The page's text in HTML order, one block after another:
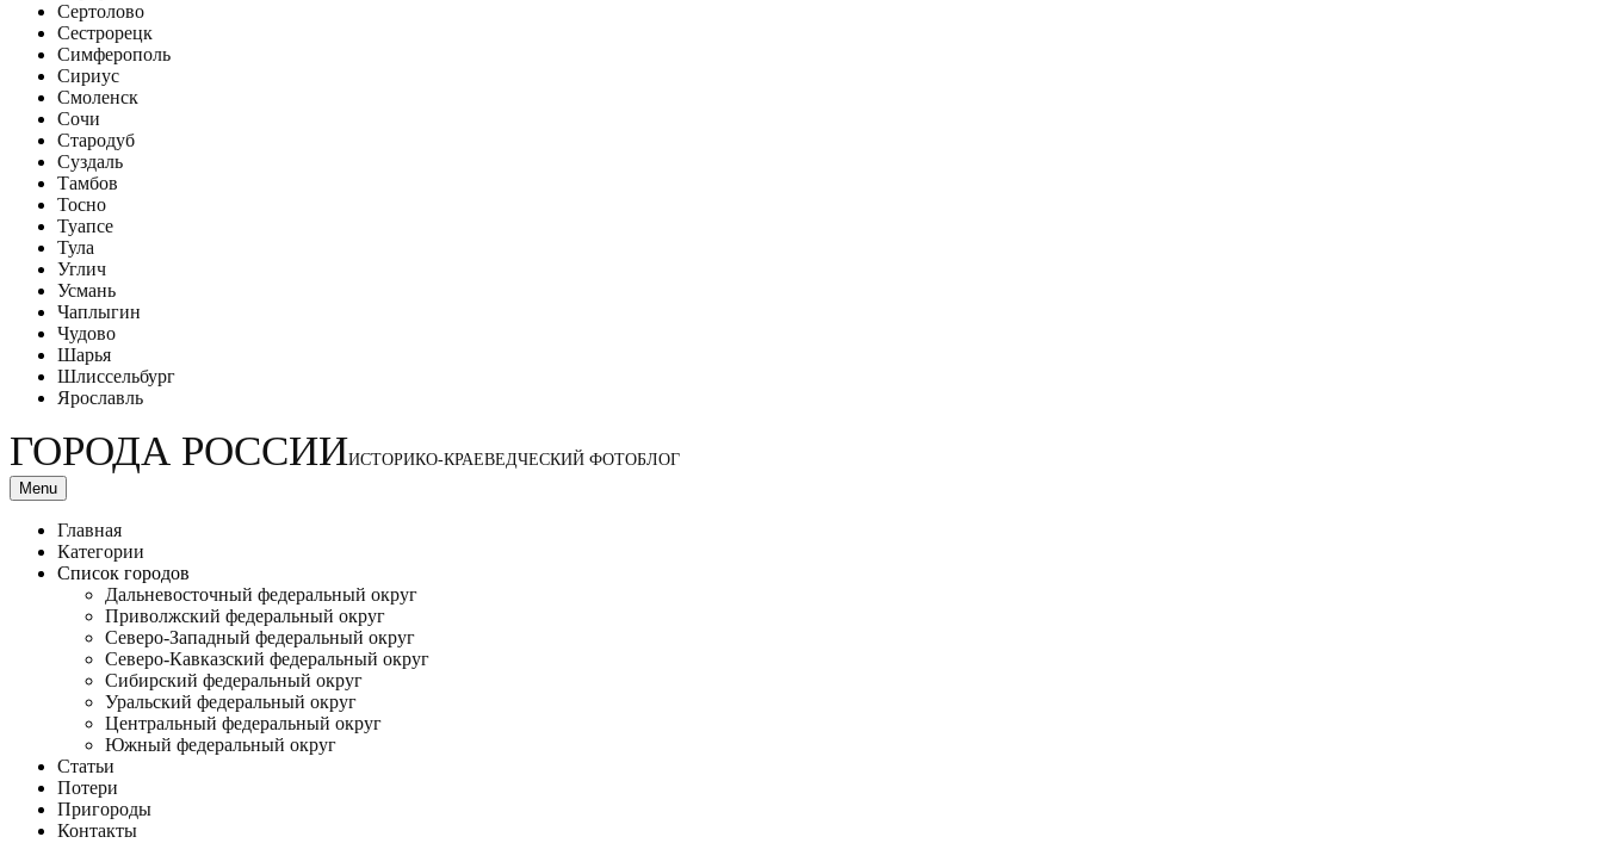
Сертолово
Сестрорецк
Симферополь
Сириус
Смоленск
Сочи
Стародуб
Суздаль
Тамбов
Тосно
Туапсе
Тула
Углич
Усмань
Чаплыгин
Чудово
Шарья
Шлиссельбург
Ярославль
ГОРОДА РОССИИИСТОРИКО-КРАЕВЕДЧЕСКИЙ ФОТОБЛОГ
Menu
Главная
Категории
Список городов
Дальневосточный федеральный округ
Приволжский федеральный округ
Северо-Западный федеральный округ
Северо-Кавказский федеральный округ
Сибирский федеральный округ
Уральский федеральный округ
Центральный федеральный округ
Южный федеральный округ
Статьи
Потери
Пригороды
Контакты